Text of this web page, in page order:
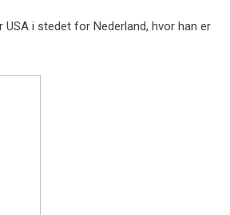
i stedet for Nederland, hvor han er